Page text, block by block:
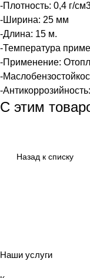
-Плотность: 0,4 г/
-Ширина: 25 мм
-Длина: 15 м.
-Температура
-Применение:
-
-
С этим
Назад к списку
Наши услуги